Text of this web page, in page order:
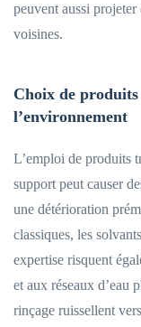
peuvent aussi projeter
voisines.
Choix de
l’environnement
L’emploi de produits
support peut causer
une détérioration
classiques, les
expertise risquent
et aux réseaux d’eau
rinçage ruissellent